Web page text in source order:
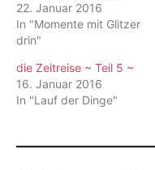
22. Januar 2016
In "Momente mit Glitzer
drin"
die Zeitreise ~ Teil 5 ~
16. Januar 2016
In "Lauf der Dinge"